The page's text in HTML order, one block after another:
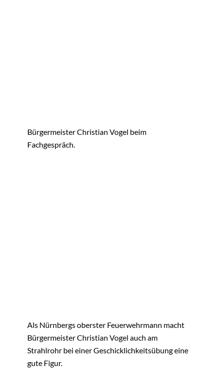
Bürgermeister Christian Vogel beim
Fachgespräch.
Als Nürnbergs oberster Feuerwehrmann macht
Bürgermeister Christian Vogel auch am
Strahlrohr bei einer Geschicklichkeitsübung eine
gute Figur.